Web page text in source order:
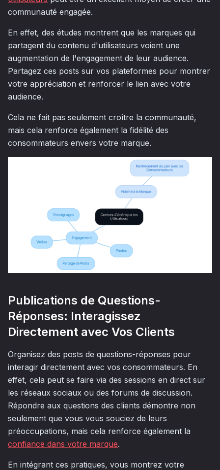
communauté engagée.
En effet, des études montrent que les marques qui
partagent du contenu d'utilisateurs voient une
augmentation de l'engagement de leur audience.
Partagez ces posts sur vos plateformes pour montrer
votre appréciation et renforcer le lien avec votre
audience.
Cela ne fait pas seulement croître la communauté,
mais cela renforce également la fidélité des
consommateurs envers votre marque.
Publications de Questions-
Réponses: Interagissez
Directement avec Vos Clients
Organisez des posts de questions-réponses pour
interagir directement avec vos consommateurs. En
effet, cela peut se faire via des sessions en direct sur
les réseaux sociaux ou des forums de discussion.
Répondre aux questions des clients démontre non
seulement que vous vous souciez de leurs
préoccupations, mais cela renforce également la
confiance dans votre marque.
En intégrant ces pratiques, vous montrez votre